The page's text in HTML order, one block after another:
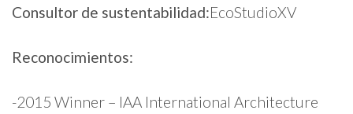
Consultor de sustentabilidad:EcoStudioXV
Reconocimientos:
-2015 Winner – IAA International Architecture